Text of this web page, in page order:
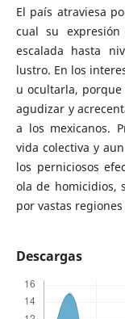
El país atraviesa
cual su
escalada hasta
lustro. En los
u ocultarla, porque
agudizar y
a los mexicanos.
vida colectiva y
los perniciosos
ola de homicidios,
por vastas
Descargas